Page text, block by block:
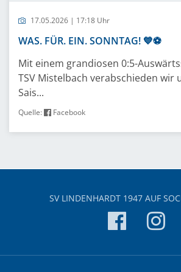
17.05.2026 | 17:18 Uhr
WAS. FÜR. EIN. SONNTAG! 💙⚽️
Mit einem grandiosen 0:5-
TSV Mistelbach verabschieden wir
Sais...
Quelle: Facebook
SV LINDENHARDT 1947 AUF